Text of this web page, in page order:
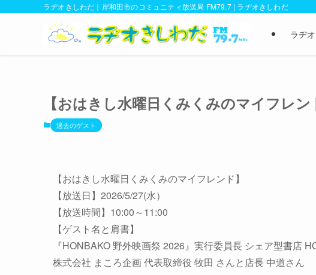
ラヂオきしわだ｜岸和田市のコミュニティ放送局 FM79.7 | ラヂオきしわだ
ラヂ
【おはきし水曜日くみくみのマイフレ
過去のゲスト
【おはきし水曜日くみくみのマイフレンド】
【放送日】2026/5/27(水）
【放送時間】10:00～11:00
【ゲスト名と肩書】
『HONBAKO 野外映画祭 2026』実行委員長 シェア型書店
株式会社 まころ企画 代表取締役 牧田 さんと店長 中道さん